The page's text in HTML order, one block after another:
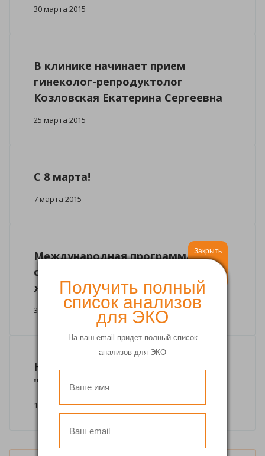
Получить полный
список анализов
для ЭКО
На ваш email придет полный список
анализов для ЭКО
Закрыть
30 марта 2015
В клинике начинает прием
гинеколог-репродуктолог
Козловская Екатерина Сергеевна
25 марта 2015
С 8 марта!
7 марта 2015
Международная программа
обследования беременных
женщин
30 января 2015
Наш первый выпуск передачи
"День здоровья"
18 января 2015